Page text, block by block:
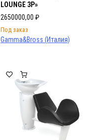
LOUNGE 3P»
2650000,00 ₽
Под заказ
Gamma&Bross (Италия)